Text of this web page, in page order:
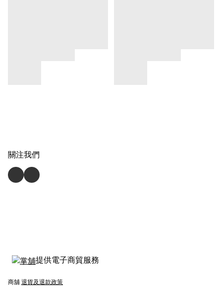
關注我們
提供電子商貿服務
商舖 退貨及退款政策